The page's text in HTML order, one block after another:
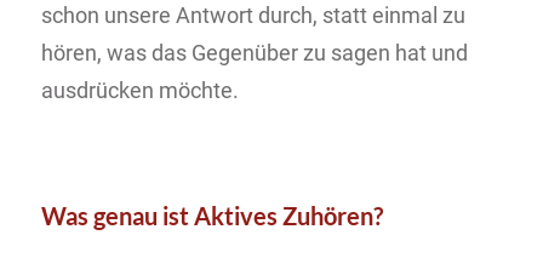
schon unsere Antwort durch, statt einmal zu
hören, was das Gegenüber zu sagen hat und
ausdrücken möchte.
Was genau ist Aktives Zuhören?